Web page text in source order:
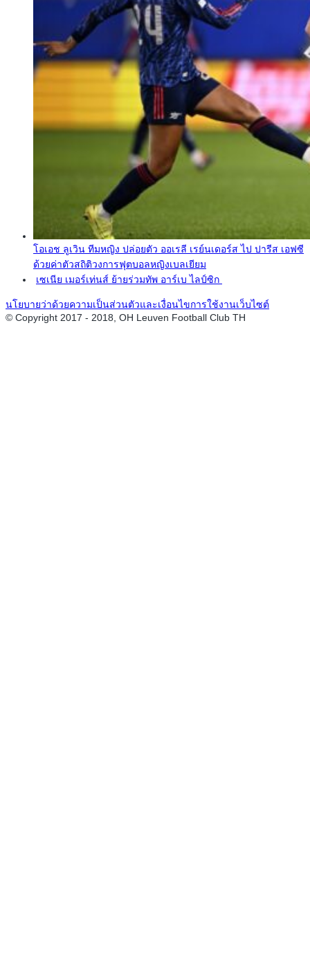
โอเอช ลูเวิน ทีมหญิง ปล่อยตัว ออเรลี เรย์นเดอร์ส ไป ปารีส เอฟซี
ด้วยค่าตัวสถิติวงการฟุตบอลหญิงเบลเยียม
เซเนีย เมอร์เท่นส์ ย้ายร่วมทัพ อาร์เบ ไลป์ซิก
นโยบายว่าด้วยความเป็นส่วนตัวและเงื่อนไขการใช้งานเว็บไซต์
© Copyright 2017 - 2018, OH Leuven Football Club TH